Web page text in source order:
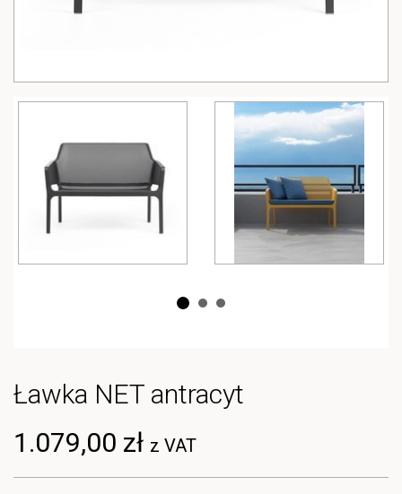
Ławka NET antracyt
1.079,00 zł z VAT